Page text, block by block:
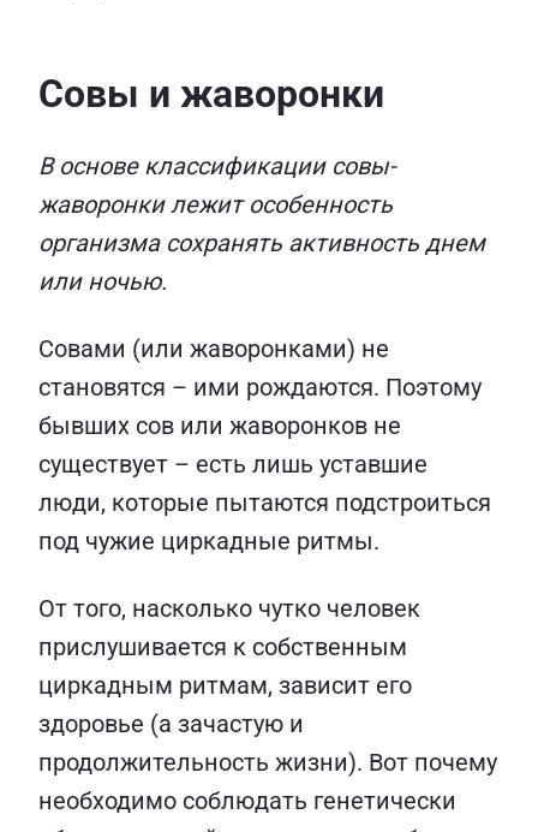
Совы и жаворонки
В основе классификации совы-
жаворонки лежит особенность
организма сохранять активность днем
или ночью.
Совами (или жаворонками) не
становятся – ими рождаются. Поэтому
бывших сов или жаворонков не
существует – есть лишь уставшие
люди, которые пытаются подстроиться
под чужие циркадные ритмы.
От того, насколько чутко человек
прислушивается к собственным
циркадным ритмам, зависит его
здоровье (а зачастую и
продолжительность жизни). Вот почему
необходимо соблюдать генетически